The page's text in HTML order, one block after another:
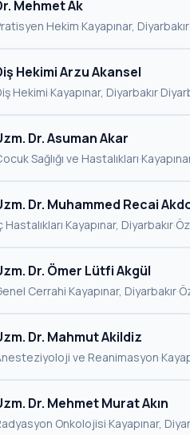
Mehmet Ak
Hekim·Kayapınar, Diyarbakır
Hekimi Arzu Akansel
Hekimi·Kayapınar, Diyarbakır·
Dr. Asuman Akar
Sağlığı ve Hastalıkları·
Dr. Muhammed Recai
Hastalıkları·Kayapınar, Diyarbakır·
Dr. Ömer Lütfi Akgül
Cerrahi·Kayapınar, Diyarbakır·
Dr. Mahmut Akildiz
ve Reanimasyon·
Dr. Mehmet Murat Akın
Onkolojisi·Kayapınar,